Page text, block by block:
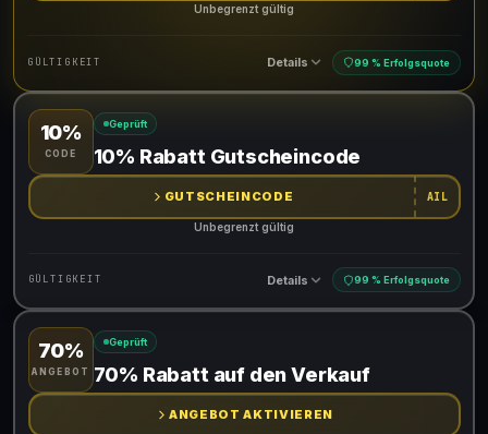
Unbegrenzt gültig
GÜLTIGKEIT Details 99 % Erfolgsquote
Gültig für teilnehmende Produkte
Gib den Code an der Kasse ein, um den Rabatt zu erhalten
10%
CODE
Geprüft
10% Rabatt Gutscheincode
GUTSCHEINCODE AIL
Unbegrenzt gültig
GÜLTIGKEIT Details 99 % Erfolgsquote
Gültig für teilnehmende Produkte
Gib den Code an der Kasse ein, um den Rabatt zu erhalten
70%
ANGEBOT
Geprüft
70% Rabatt auf den Verkauf
ANGEBOT AKTIVIEREN